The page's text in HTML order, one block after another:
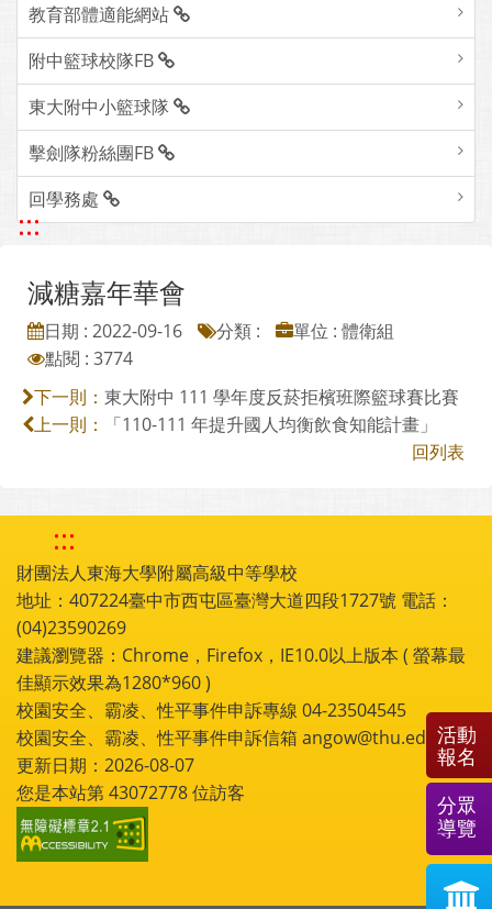
教育部體適能網站
附中籃球校隊FB
東大附中小籃球隊
擊劍隊粉絲團FB
回學務處
:::
減糖嘉年華會
日期 : 2022-09-16 分類 :
單位 : 體衛組
點閱 : 3774
下一則： 東大附中 111 學年度反菸拒檳班際籃球賽比賽
上一則：
「110-111 年提升國人均衡飲食知能計畫」
回列表
:::
財團法人東海大學附屬高級中等學校
地址：407224臺中市西屯區臺灣大道四段1727號 電話：
(04)23590269
建議瀏覽器：Chrome，Firefox，IE10.0以上版本 ( 螢幕最
佳顯示效果為1280*960 )
校園安全、霸凌、性平事件申訴專線 04-23504545
校園安全、霸凌、性平事件申訴信箱 angow@thu.edu.tw
更新日期：2026-08-07
您是本站第43072778位訪客
活動
報名
分眾
導覽